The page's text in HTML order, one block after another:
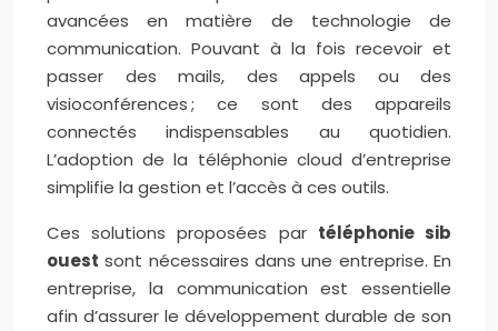
avancées en matière de technologie de
communication. Pouvant à la fois recevoir et
passer des mails, des appels ou des
visioconférences ; ce sont des appareils
connectés indispensables au quotidien.
L’adoption de la téléphonie cloud d’entreprise
simplifie la gestion et l’accès à ces outils.
Ces solutions proposées par téléphonie sib
ouest sont nécessaires dans une entreprise. En
entreprise, la communication est essentielle
afin d’assurer le développement durable de son